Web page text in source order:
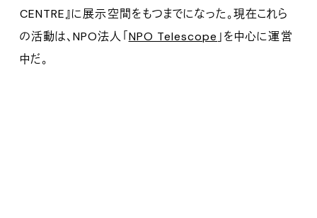
CENTRE』に展示空間をもつまでになった。現在これら
の活動は、NPO法人「 NPO Telescope 」を中心に運営
中だ。